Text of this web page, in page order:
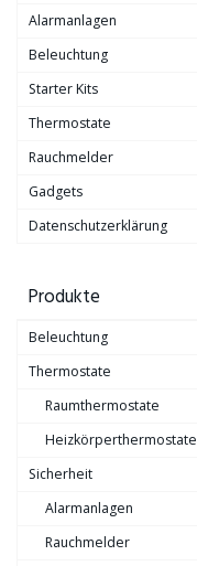
Alarmanlagen
Beleuchtung
Starter Kits
Thermostate
Rauchmelder
Gadgets
Datenschutzerklärung
Produkte
Beleuchtung
Thermostate
Raumthermostate
Heizkörperthermostate
Sicherheit
Alarmanlagen
Rauchmelder